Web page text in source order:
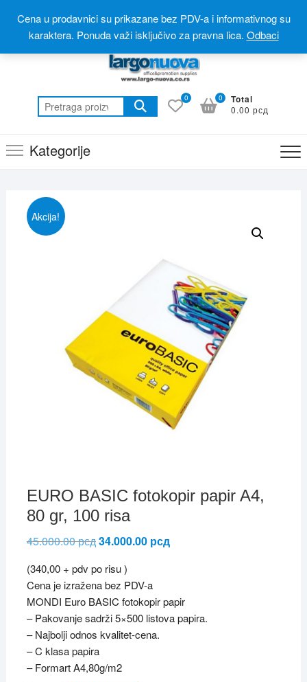
Cena u prodavnici su prikazane bez PDV-a i informativnog su
karaktera. Ponuda važi isključivo za pravna lica. Odbaci
content
Postanite partner
Online prodavnica(webshop)
Online katalog(promotivni materijal)
060 310 6 310
Pretraga
za:
0 Total
0.00 рсд
0
Kategorije
Akcija!
EURO BASIC fotokopir papir A4,
80 gr, 100 risa
45.000.00рсдOriginalna
bila:
45.000.00 рсд.
34.000.00 рсдTrenutna
cena
(340,00 + pdv po risu )
Cena je izražena bez PDV-a
MONDI Euro BASIC fotokopir papir
– Pakovanje sadrži 5×500 listova papira.
– Najbolji odnos kvalitet-cena.
– C klasa papira
– Formart A4,80g/m2